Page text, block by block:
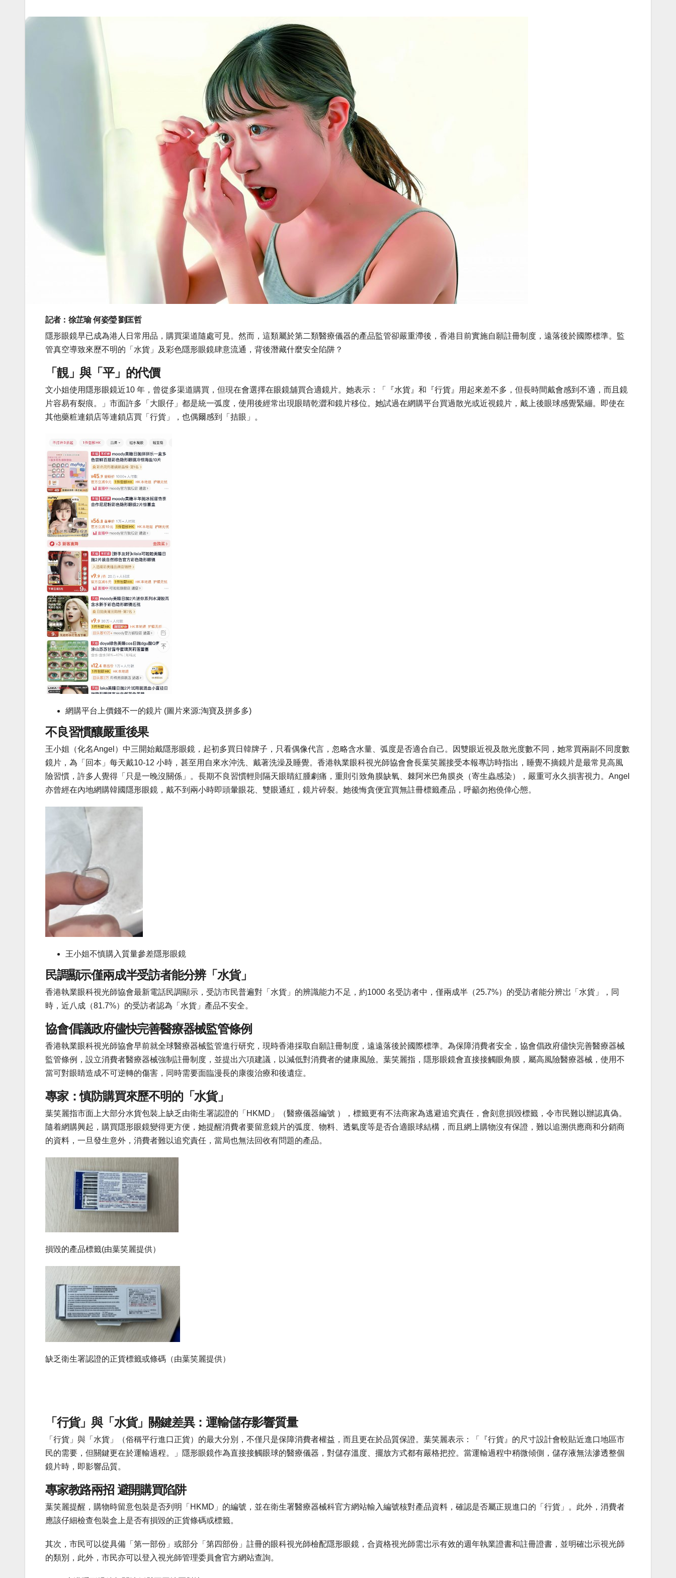
記者：徐芷瑜 何姿瑩 劉匡哲
隱形眼鏡早已成為港人日常用品，購買渠道隨處可見。然而，這類屬於第二類醫療儀器的產品監管卻嚴重滯後，香港目前實施自願註冊制度，遠落後於國際標準。監
管真空導致來歷不明的「水貨」及彩色隱形眼鏡肆意流通，背後潛藏什麼安全陷阱？
「靚」與「平」的代價
文小姐使用隱形眼鏡近10 年，曾從多渠道購買，但現在會選擇在眼鏡舖買合適鏡片。她表示：「『水貨』和『行貨』用起來差不多，但長時間戴會感到不適，而且鏡
片容易有裂痕。」市面許多「大眼仔」都是統一弧度，使用後經常出現眼睛乾澀和鏡片移位。她試過在網購平台買過散光或近視鏡片，戴上後眼球感覺緊繃。即使在
其他藥粧連鎖店等連鎖店買「行貨」，也偶爾感到「拮眼」。
網購平台上價錢不一的鏡片 (圖片來源:淘寶及拼多多)
不良習慣釀嚴重後果
王小姐（化名Angel）中三開始戴隱形眼鏡，起初多買日韓牌子，只看偶像代言，忽略含水量、弧度是否適合自己。因雙眼近視及散光度數不同，她常買兩副不同度數
鏡片，為「回本」每天戴10-12 小時，甚至用自來水沖洗、戴著洗澡及睡覺。香港執業眼科視光師協會會長葉笑麗接受本報專訪時指出，睡覺不摘鏡片是最常見高風
險習慣，許多人覺得「只是一晚沒關係」。長期不良習慣輕則隔天眼睛紅腫劇痛，重則引致角膜缺氧、棘阿米巴角膜炎（寄生蟲感染），嚴重可永久損害視力。Angel
亦曾經在內地網購韓國隱形眼鏡，戴不到兩小時即頭暈眼花、雙眼通紅，鏡片碎裂。她後悔貪便宜買無註冊標籤產品，呼籲勿抱僥倖心態。
王小姐不慎購入質量參差隱形眼鏡
民調顯示僅兩成半受訪者能分辨「水貨」
香港執業眼科視光師協會最新電話民調顯示，受訪市民普遍對「水貨」的辨識能力不足，約1000 名受訪者中，僅兩成半（25.7%）的受訪者能分辨岀「水貨」，同
時，近八成（81.7%）的受訪者認為「水貨」產品不安全。
協會倡議政府儘快完善醫療器械監管條例
香港執業眼科視光師協會早前就全球醫療器械監管進行研究，現時香港採取自願註冊制度，遠遠落後於國際標準。為保障消費者安全，協會倡政府儘快完善醫療器械
監管條例，設立消費者醫療器械強制註冊制度，並提出六項建議，以減低對消費者的健康風險。葉笑麗指，隱形眼鏡會直接接觸眼角膜，屬高風險醫療器械，使用不
當可對眼睛造成不可逆轉的傷害，同時需要面臨漫長的康復治療和後遺症。
專家：慎防購買來歷不明的「水貨」
葉笑麗指市面上大部分水貨包裝上缺乏由衛生署認證的「HKMD」（醫療儀器編號 ），標籤更有不法商家為逃避追究責任，會刻意損毀標籤，令市民難以辦認真偽。
隨着網購興起，購買隱形眼鏡變得更方便，她提醒消費者要留意鏡片的弧度、物料、透氣度等是否合適眼球結構，而且網上購物沒有保證，難以追溯供應商和分銷商
的資料，一旦發生意外，消費者難以追究責任，當局也無法回收有問題的產品。
損毀的產品標籤(由葉笑麗提供）
缺乏衛生署認證的正貨標籤或條碼 （由葉笑麗提供）
「行貨」與「水貨」關鍵差異：運輸儲存影響質量
「行貨」與「水貨」（俗稱平行進口正貨）的最大分別，不僅只是保障消費者權益，而且更在於品質保證。葉笑麗表示：「『行貨』的尺寸設計會較貼近進口地區市
民的需要，但關鍵更在於運輸過程。」隱形眼鏡作為直接接觸眼球的醫療儀器，對儲存溫度、擺放方式都有嚴格把控。當運輸過程中稍微傾側，儲存液無法滲透整個
鏡片時，即影響品質。
專家教路兩招 避開購買陷阱
葉笑麗提醒，購物時留意包裝是否列明「HKMD」的編號，並在衛生署醫療器械科官方網站輸入編號核對產品資料，確認是否屬正規進口的「行貨」。此外，消費者
應該仔細檢查包裝盒上是否有損毀的正貨條碼或標籤。
其次，市民可以從具備「第一部份」或部分「第四部份」註冊的眼科視光師檢配隱形眼鏡，合資格視光師需岀示有效的週年執業證書和註冊證書，並明確岀示視光師
的類別，此外，市民亦可以登入視光師管理委員會官方網站查詢。